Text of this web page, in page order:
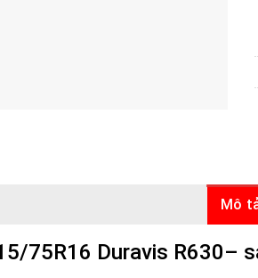
Mô
75R16 Duravis R630–